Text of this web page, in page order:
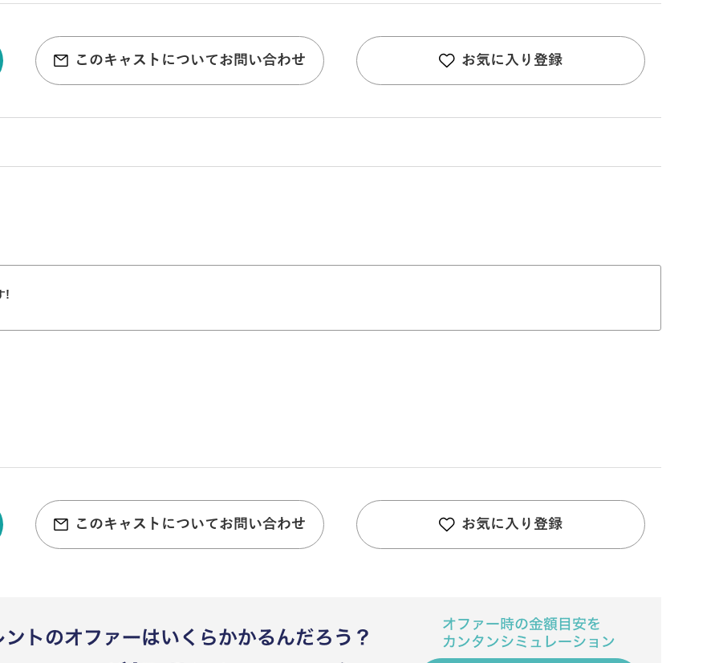
このキャストについてお問い合わせ お気に入り登録
!
このキャストについてお問い合わせ お気に入り登録